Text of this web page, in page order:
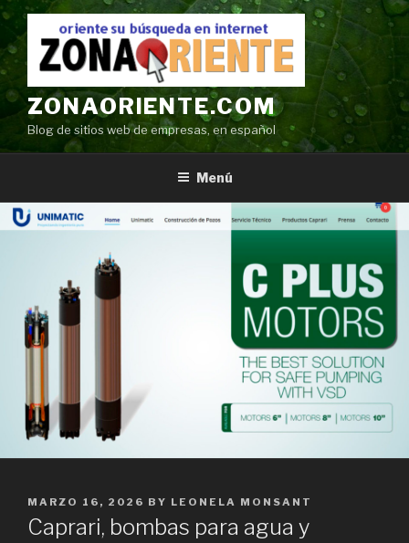
Ir
contenido
ZONAORIENTE.COM
Blog de sitios web de empresas, en español
Menú
POSTED
ON
MARZO 16, 2026 BY LEONELA MONSANT
Caprari, bombas para agua y